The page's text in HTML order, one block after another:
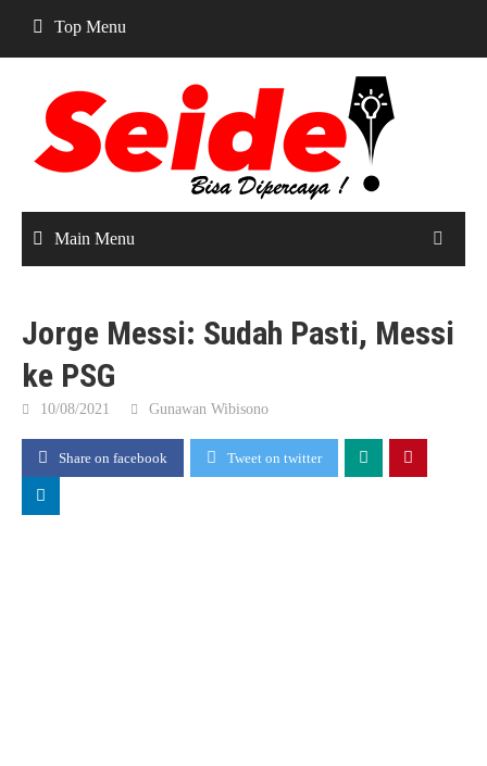
content
Top Menu
Main Menu
Jorge Messi: Sudah Pasti, Messi
ke PSG
10/08/2021 Gunawan Wibisono
Share on facebook Tweet on twitter